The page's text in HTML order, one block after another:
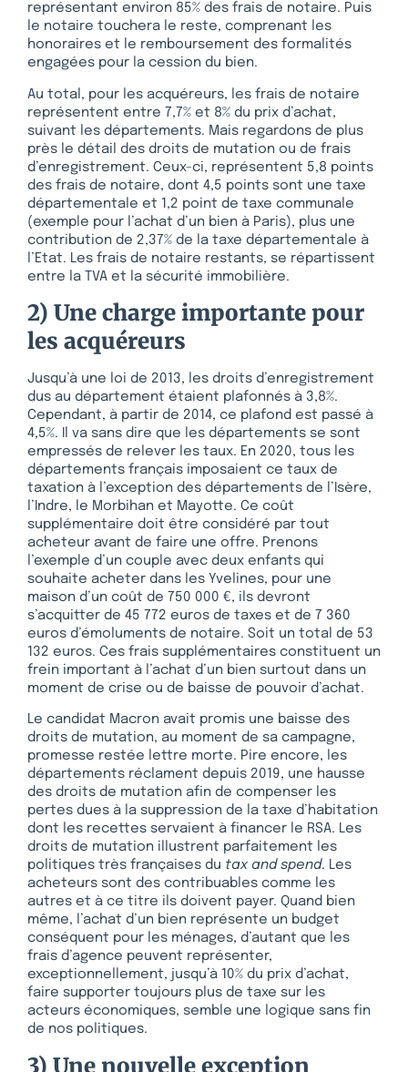
représentant environ 85% des frais de notaire. Puis
le notaire touchera le reste, comprenant les
honoraires et le remboursement des formalités
engagées pour la cession du bien.
Au total, pour les acquéreurs, les frais de notaire
représentent entre 7,7% et 8% du prix d’achat,
suivant les départements. Mais regardons de plus
près le détail des droits de mutation ou de frais
d’enregistrement. Ceux-ci, représentent 5,8 points
des frais de notaire, dont 4,5 points sont une taxe
départementale et 1,2 point de taxe communale
(exemple pour l’achat d’un bien à Paris), plus une
contribution de 2,37% de la taxe départementale à
l’Etat. Les frais de notaire restants, se répartissent
entre la TVA et la sécurité immobilière.
2) Une charge importante pour
les acquéreurs
Jusqu’à une loi de 2013, les droits d’enregistrement
dus au département étaient plafonnés à 3,8%.
Cependant, à partir de 2014, ce plafond est passé à
4,5%. Il va sans dire que les départements se sont
empressés de relever les taux. En 2020, tous les
départements français imposaient ce taux de
taxation à l’exception des départements de l’Isère,
l’Indre, le Morbihan et Mayotte. Ce coût
supplémentaire doit être considéré par tout
acheteur avant de faire une offre. Prenons
l’exemple d’un couple avec deux enfants qui
souhaite acheter dans les Yvelines, pour une
maison d’un coût de 750 000 €, ils devront
s’acquitter de 45 772 euros de taxes et de 7 360
euros d’émoluments de notaire. Soit un total de 53
132 euros. Ces frais supplémentaires constituent un
frein important à l’achat d’un bien surtout dans un
moment de crise ou de baisse de pouvoir d’achat.
Le candidat Macron avait promis une baisse des
droits de mutation, au moment de sa campagne,
promesse restée lettre morte. Pire encore, les
départements réclament depuis 2019, une hausse
des droits de mutation afin de compenser les
pertes dues à la suppression de la taxe d’habitation
dont les recettes servaient à financer le RSA. Les
droits de mutation illustrent parfaitement les
politiques très françaises du tax and spend. Les
acheteurs sont des contribuables comme les
autres et à ce titre ils doivent payer. Quand bien
même, l’achat d’un bien représente un budget
conséquent pour les ménages, d’autant que les
frais d’agence peuvent représenter,
exceptionnellement, jusqu’à 10% du prix d’achat,
faire supporter toujours plus de taxe sur les
acteurs économiques, semble une logique sans fin
de nos politiques.
3) Une nouvelle exception